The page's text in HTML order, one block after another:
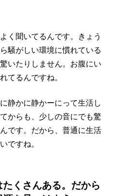
く聞いてるんです。きょう
騒がしい環境に慣れている
いたりしません。お腹にい
てるんですね。
静かに静かーにって生活し
からも、少しの音にでも驚
です。だから、普通に生活
ですね。
くさんある。だから